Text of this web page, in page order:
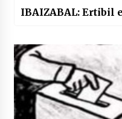
IBAIZABAL: Ertibil